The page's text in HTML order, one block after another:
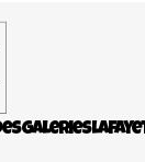
Galeries